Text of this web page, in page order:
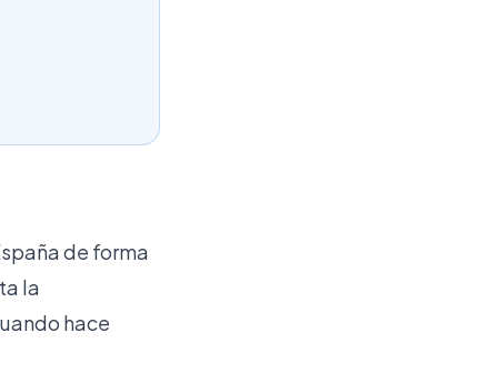
de forma
la
hace